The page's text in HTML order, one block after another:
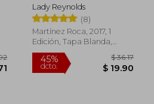
Lady Reynolds
(8)
Martínez Roca, 2017, 1
Edición, Tapa Blanda,
Nuevo